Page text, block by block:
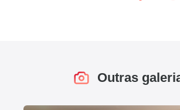
Outras